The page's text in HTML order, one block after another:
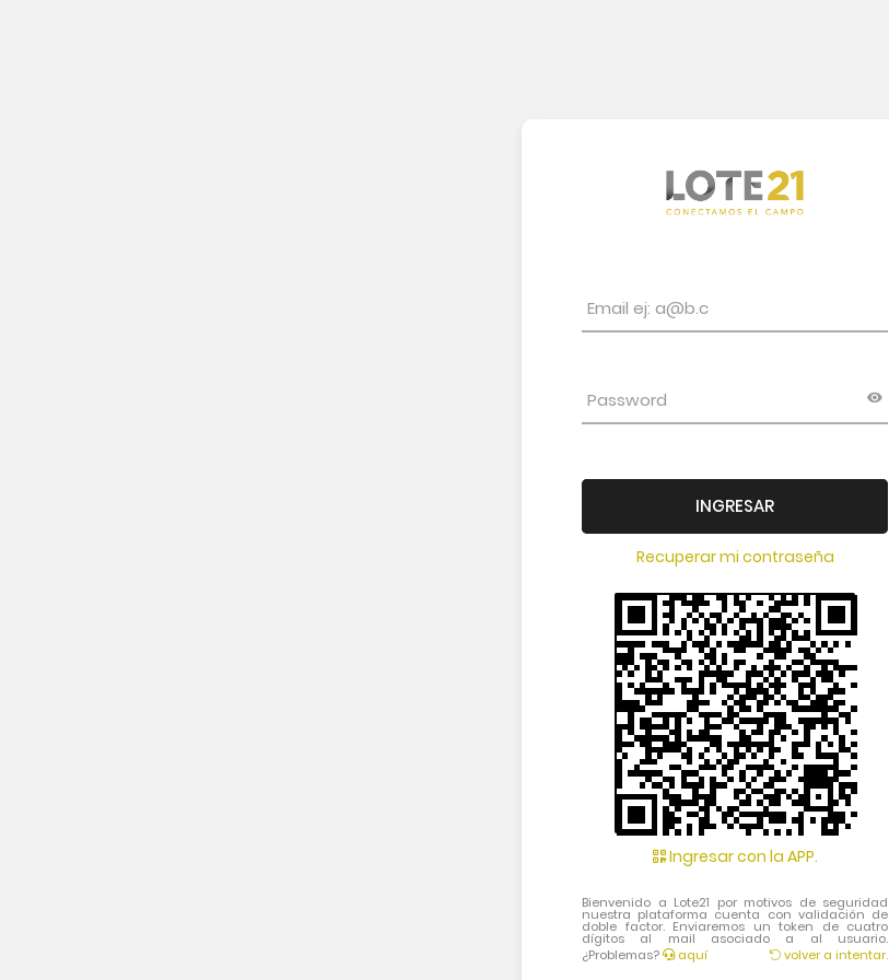
INGRESAR
Recuperar mi contraseña
Ingresar con la APP.
Bienvenido a Lote21 por motivos de seguridad
nuestra plataforma cuenta con validación de
doble factor. Enviaremos un token de cuatro
dígitos al mail asociado a al usuario.
¿Problemas?
aquí volver a intentar.